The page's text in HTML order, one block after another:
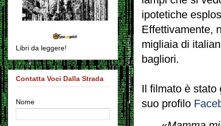
ipotetiche
Effettivamente,
migliaia di
bagliori.
Il filmato è
suo profilo
Libri da leggere!
Contatta Voci Dalla Strada
Nome